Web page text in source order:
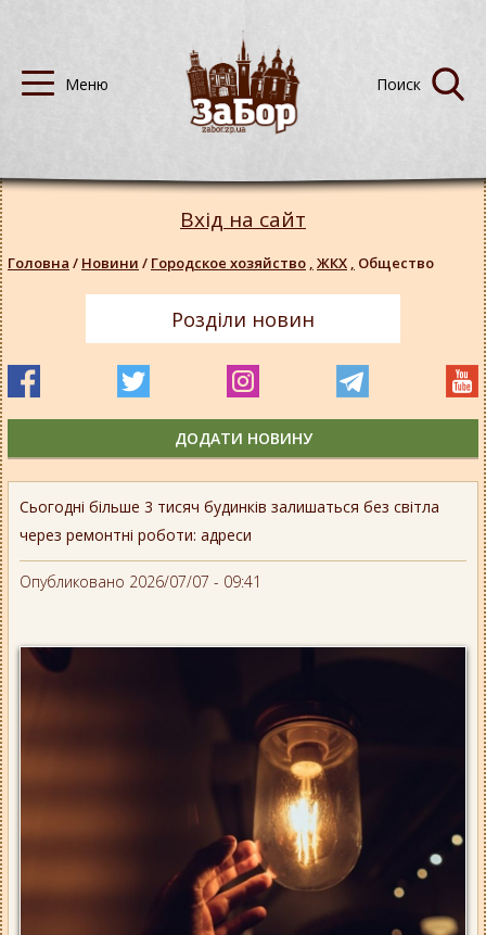
Сьогодні більше 3 тисяч будинків залишаться без світла
через ремонтні роботи: адреси
Опубликовано 2026/07/07 - 09:41
Вхід на сайт
Головна / Новини / Городское хозяйство , ЖКХ , Общество
Розділи новин
ДОДАТИ НОВИНУ